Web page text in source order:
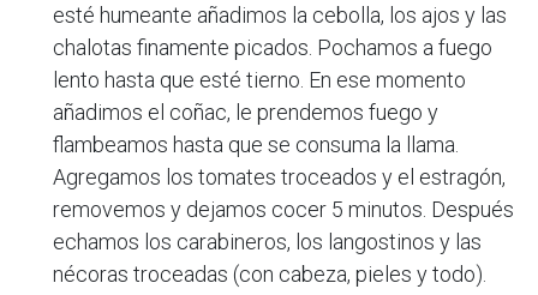
esté humeante añadimos la cebolla, los ajos y las
chalotas finamente picados. Pochamos a fuego
lento hasta que esté tierno. En ese momento
añadimos el coñac, le prendemos fuego y
flambeamos hasta que se consuma la llama.
Agregamos los tomates troceados y el estragón,
removemos y dejamos cocer 5 minutos. Después
echamos los carabineros, los langostinos y las
nécoras troceadas (con cabeza, pieles y todo).